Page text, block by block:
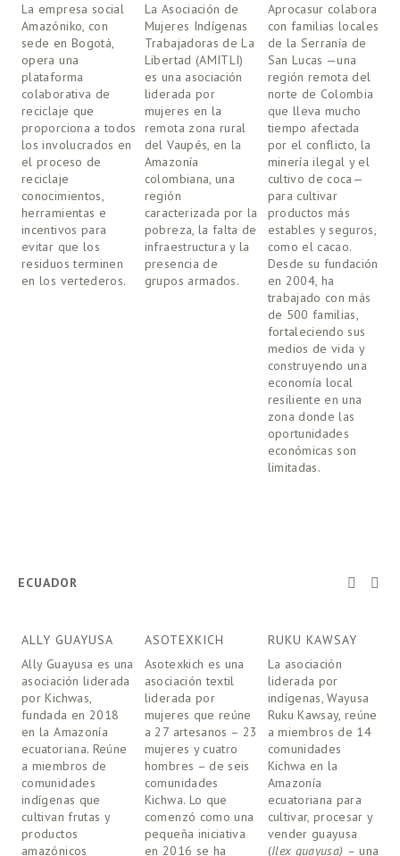
La empresa social
Amazóniko, con
sede en Bogotá,
opera una
plataforma
colaborativa de
reciclaje que
proporciona a todos
los involucrados en
el proceso de
reciclaje
conocimientos,
herramientas e
incentivos para
evitar que los
residuos terminen
en los vertederos.
La Asociación de
Mujeres Indígenas
Trabajadoras de La
Libertad (AMITLI)
es una asociación
liderada por
mujeres en la
remota zona rural
del Vaupés, en la
Amazonía
colombiana, una
región
caracterizada por la
pobreza, la falta de
infraestructura y la
presencia de
grupos armados.
Aprocasur colabora
con familias locales
de la Serranía de
San Lucas —una
región remota del
norte de Colombia
que lleva mucho
tiempo afectada
por el conflicto, la
minería ilegal y el
cultivo de coca—
para cultivar
productos más
estables y seguros,
como el cacao.
Desde su fundación
en 2004, ha
trabajado con más
de 500 familias,
fortaleciendo sus
medios de vida y
construyendo una
economía local
resiliente en una
zona donde las
oportunidades
económicas son
limitadas.
ECUADOR
ALLY GUAYUSA
Ally Guayusa es una
asociación liderada
por Kichwas,
fundada en 2018
en la Amazonía
ecuatoriana. Reúne
a miembros de
comunidades
indígenas que
cultivan frutas y
productos
amazónicos
ASOTEXKICH
Asotexkich es una
asociación textil
liderada por
mujeres que reúne
a 27 artesanos – 23
mujeres y cuatro
hombres – de seis
comunidades
Kichwa. Lo que
comenzó como una
pequeña iniciativa
en 2016 se ha
RUKU KAWSAY
La asociación
liderada por
indígenas, Wayusa
Ruku Kawsay, reúne
a miembros de 14
comunidades
Kichwa en la
Amazonía
ecuatoriana para
cultivar, procesar y
vender guayusa
(Ilex guayusa) – una